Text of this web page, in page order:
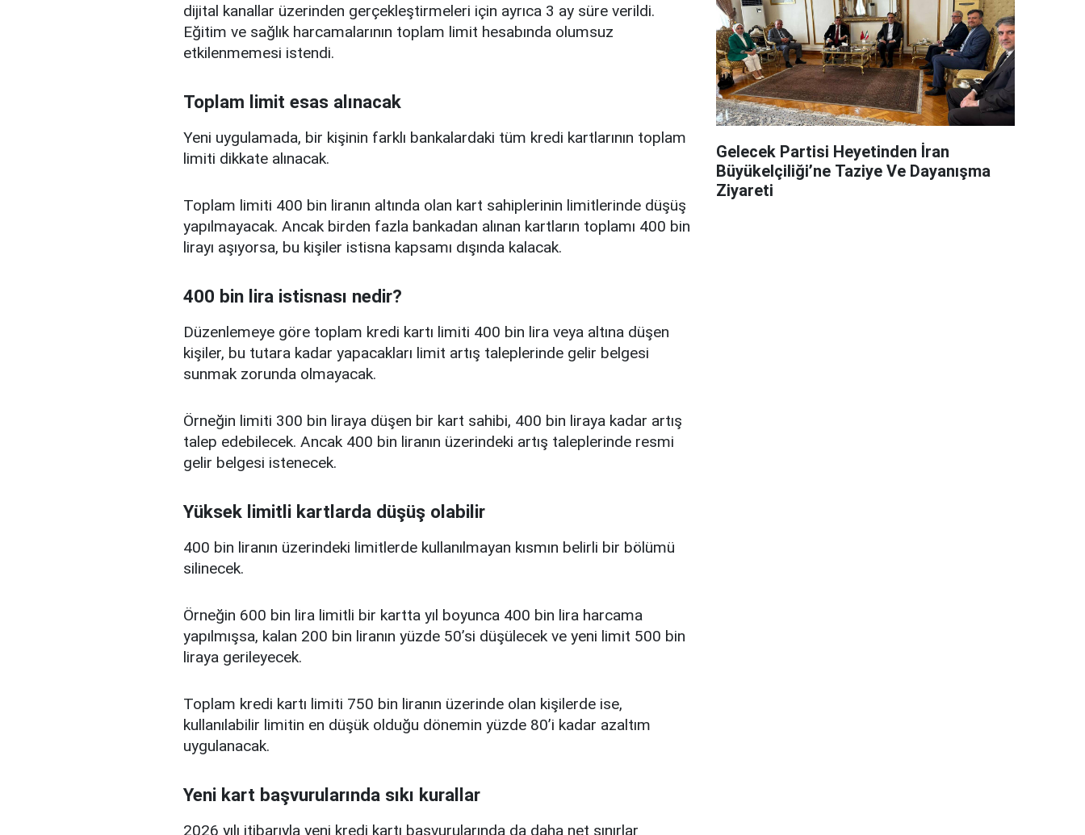
dijital kanallar üzerinden gerçekleştirmeleri için ayrıca 3 ay süre verildi.
Eğitim ve sağlık harcamalarının toplam limit hesabında olumsuz
etkilenmemesi istendi.
Toplam limit esas alınacak
Yeni uygulamada, bir kişinin farklı bankalardaki tüm kredi kartlarının toplam
limiti dikkate alınacak.
Toplam limiti 400 bin liranın altında olan kart sahiplerinin limitlerinde düşüş
yapılmayacak. Ancak birden fazla bankadan alınan kartların toplamı 400 bin
lirayı aşıyorsa, bu kişiler istisna kapsamı dışında kalacak.
400 bin lira istisnası nedir?
Düzenlemeye göre toplam kredi kartı limiti 400 bin lira veya altına düşen
kişiler, bu tutara kadar yapacakları limit artış taleplerinde gelir belgesi
sunmak zorunda olmayacak.
Örneğin limiti 300 bin liraya düşen bir kart sahibi, 400 bin liraya kadar artış
talep edebilecek. Ancak 400 bin liranın üzerindeki artış taleplerinde resmi
gelir belgesi istenecek.
Yüksek limitli kartlarda düşüş olabilir
400 bin liranın üzerindeki limitlerde kullanılmayan kısmın belirli bir bölümü
silinecek.
Örneğin 600 bin lira limitli bir kartta yıl boyunca 400 bin lira harcama
yapılmışsa, kalan 200 bin liranın yüzde 50’si düşülecek ve yeni limit 500 bin
liraya gerileyecek.
Toplam kredi kartı limiti 750 bin liranın üzerinde olan kişilerde ise,
kullanılabilir limitin en düşük olduğu dönemin yüzde 80’i kadar azaltım
uygulanacak.
Yeni kart başvurularında sıkı kurallar
2026 yılı itibarıyla yeni kredi kartı başvurularında da daha net sınırlar
Gelecek Partisi Heyetinden İran
Büyükelçiliği’ne Taziye Ve Dayanışma
Ziyareti